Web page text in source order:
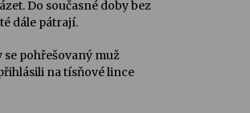
Do současné doby bez
dále pátrají.
pohřešovaný muž
na tísňové lince